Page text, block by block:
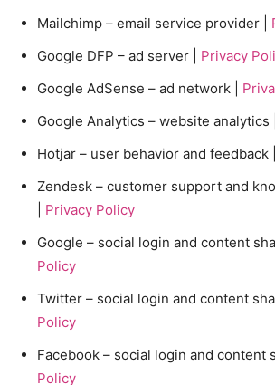
Mailchimp – email service provider |
Google DFP – ad server | Privacy
Google AdSense – ad network |
Google Analytics – website analytics |
Hotjar – user behavior and feedback |
Zendesk – customer support and
Privacy Policy
Google – social login and content
Policy
Twitter – social login and content
Policy
Facebook – social login and content
Policy